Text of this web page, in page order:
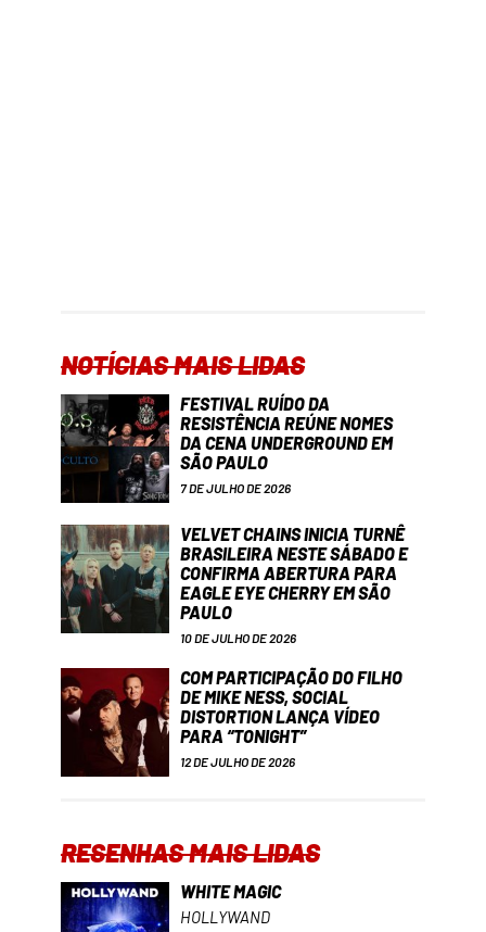
NOTÍCIAS MAIS LIDAS
FESTIVAL RUÍDO DA
RESISTÊNCIA REÚNE NOMES
DA CENA UNDERGROUND EM
SÃO PAULO
7 DE JULHO DE 2026
VELVET CHAINS INICIA TURNÊ
BRASILEIRA NESTE SÁBADO E
CONFIRMA ABERTURA PARA
EAGLE EYE CHERRY EM SÃO
PAULO
10 DE JULHO DE 2026
COM PARTICIPAÇÃO DO FILHO
DE MIKE NESS, SOCIAL
DISTORTION LANÇA VÍDEO
PARA “TONIGHT”
12 DE JULHO DE 2026
RESENHAS MAIS LIDAS
WHITE MAGIC
HOLLYWAND